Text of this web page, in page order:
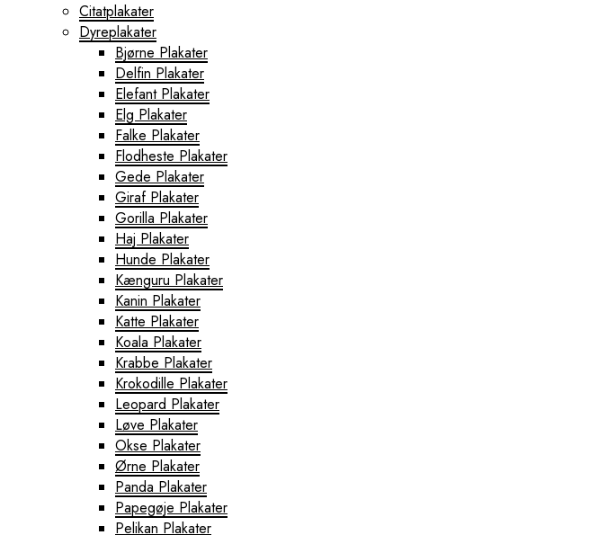
Citatplakater
Dyreplakater
Bjørne Plakater
Delfin Plakater
Elefant Plakater
Elg Plakater
Falke Plakater
Flodheste Plakater
Gede Plakater
Giraf Plakater
Gorilla Plakater
Haj Plakater
Hunde Plakater
Kænguru Plakater
Kanin Plakater
Katte Plakater
Koala Plakater
Krabbe Plakater
Krokodille Plakater
Leopard Plakater
Løve Plakater
Okse Plakater
Ørne Plakater
Panda Plakater
Papegøje Plakater
Pelikan Plakater